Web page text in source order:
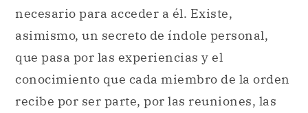
necesario para acceder a él. Existe,
asimismo, un secreto de índole personal,
que pasa por las experiencias y el
conocimiento que cada miembro de la orden
recibe por ser parte, por las reuniones, las